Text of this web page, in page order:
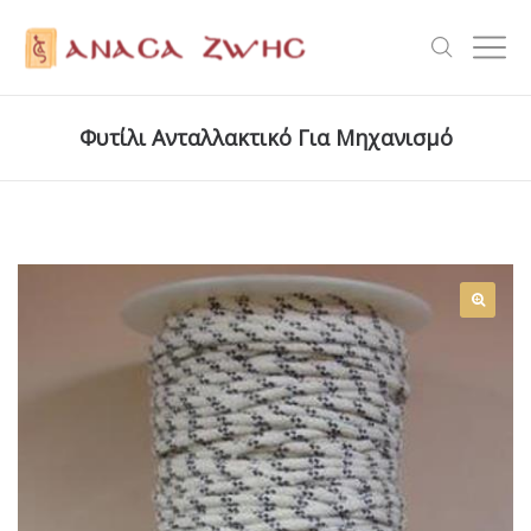
Φυτίλι Ανταλλακτικό Για Μηχανισμό